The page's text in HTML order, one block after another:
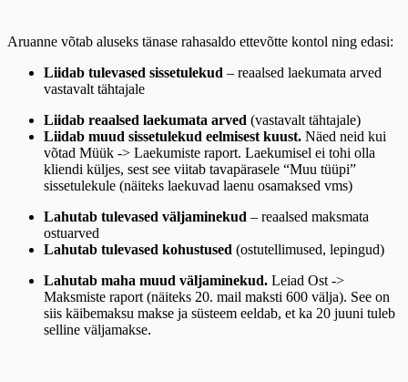
Aruanne võtab aluseks tänase rahasaldo ettevõtte kontol ning edasi:
Liidab tulevased sissetulekud – reaalsed laekumata arved
vastavalt tähtajale
Liidab reaalsed laekumata arved (vastavalt tähtajale)
Liidab muud sissetulekud eelmisest kuust. Näed neid kui
võtad Müük -> Laekumiste raport. Laekumisel ei tohi olla
kliendi küljes, sest see viitab tavapärasele “Muu tüüpi”
sissetulekule (näiteks laekuvad laenu osamaksed vms)
Lahutab tulevased väljaminekud – reaalsed maksmata
ostuarved
Lahutab tulevased kohustused (ostutellimused, lepingud)
Lahutab maha muud väljaminekud. Leiad Ost ->
Maksmiste raport (näiteks 20. mail maksti 600 välja). See on
siis käibemaksu makse ja süsteem eeldab, et ka 20 juuni tuleb
selline väljamakse.